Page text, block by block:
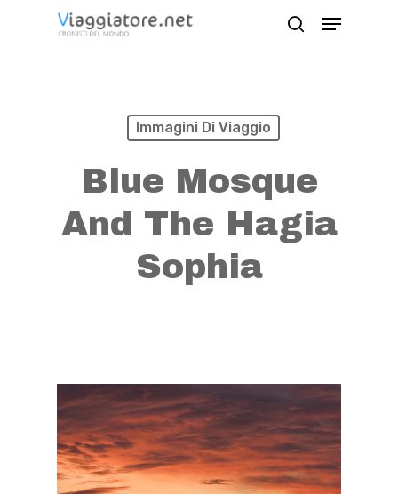
Menu
Immagini Di Viaggio
Blue Mosque
And The Hagia
Sophia